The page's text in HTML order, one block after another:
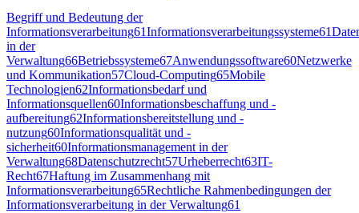
Begriff und Bedeutung der
Informationsverarbeitung61Informationsverarbeitungssysteme61
in der
Verwaltung66Betriebssysteme67Anwendungssoftware60Netzwerke
und Kommunikation57Cloud-Computing65Mobile
Technologien62Informationsbedarf und
Informationsquellen60Informationsbeschaffung und -
aufbereitung62Informationsbereitstellung und -
nutzung60Informationsqualität und -
sicherheit60Informationsmanagement in der
Verwaltung68Datenschutzrecht57Urheberrecht63IT-
Recht67Haftung im Zusammenhang mit
Informationsverarbeitung65Rechtliche Rahmenbedingungen der
Informationsverarbeitung in der Verwaltung61